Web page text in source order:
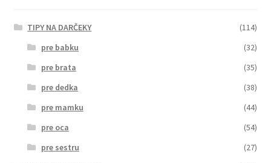
TIPY NA DARČEKY
(114)
pre babku
(32)
pre brata
(35)
pre dedka
(38)
pre mamku
(44)
pre oca
(54)
pre sestru
(27)